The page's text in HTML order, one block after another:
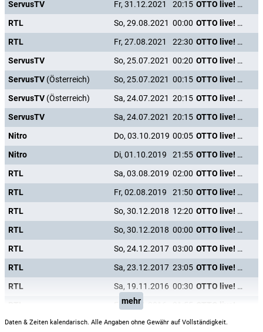
ServusTV Fr, 31.12.2021 20:15
OTTO live! Holdrio again
RTL
So, 29.08.2021 00:00
OTTO live! Holdrio again
RTL
Fr, 27.08.2021 22:30
OTTO live! Holdrio again
ServusTV
So, 25.07.2021 00:20
OTTO live! Holdrio again
ServusTV (Österreich) So, 25.07.2021 00:15
OTTO live! Holdrio again
ServusTV (Österreich) Sa, 24.07.2021 20:15
OTTO live! Holdrio again
ServusTV
Sa, 24.07.2021 20:15
OTTO live! Holdrio again
Nitro
Do, 03.10.2019 00:05
OTTO live! Holdrio again
Nitro
Di, 01.10.2019 21:55
OTTO live! Holdrio again
RTL
Sa, 03.08.2019 02:00
OTTO live! Holdrio again
RTL
Fr, 02.08.2019 21:50
OTTO live! Holdrio again
RTL
So, 30.12.2018 12:20
OTTO live! Holdrio again
RTL
So, 30.12.2018 00:00
OTTO live! Holdrio again
RTL
So, 24.12.2017 03:00
OTTO live! Holdrio again
RTL
Sa, 23.12.2017 23:05
OTTO live! Holdrio again
RTL
Sa, 19.11.2016 00:30
OTTO live! Holdrio again
Fr, 18.11.2016
mehr
Daten & Zeiten kalendarisch. Alle Angaben ohne Gewähr auf Vollständigkeit.